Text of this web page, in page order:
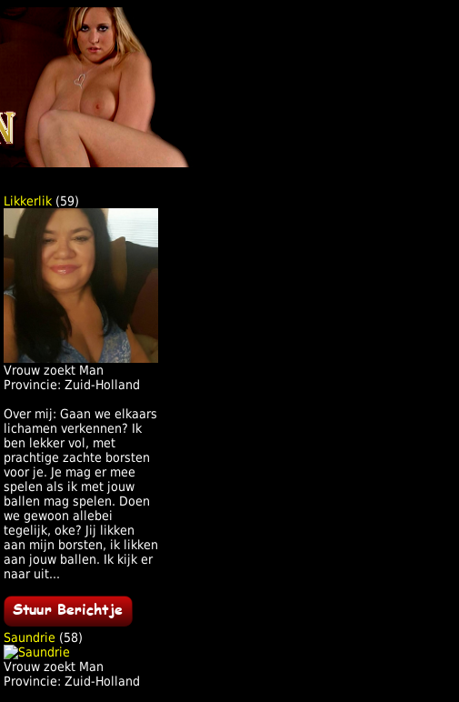
Likkerlik (59)
Vrouw zoekt Man
Provincie: Zuid-Holland
Over mij: Gaan we elkaars
lichamen verkennen? Ik
ben lekker vol, met
prachtige zachte borsten
voor je. Je mag er mee
spelen als ik met jouw
ballen mag spelen. Doen
we gewoon allebei
tegelijk, oke? Jij likken
aan mijn borsten, ik likken
aan jouw ballen. Ik kijk er
naar uit...
Saundrie (58)
Vrouw zoekt Man
Provincie: Zuid-Holland